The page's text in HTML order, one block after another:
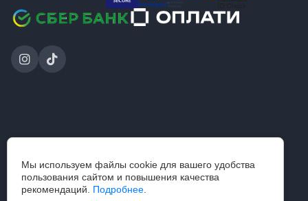
магазин
строительного инструмента и садовой техники.
Мы используем файлы cookie для вашего удобства
пользования сайтом и повышения качества
рекомендаций. Подробнее